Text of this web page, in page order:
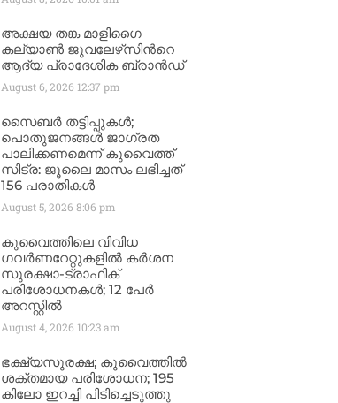
അക്ഷയ തങ്ക മാളിഗൈ
കല്യാണ്‍ ജുവലേഴ്‌സിന്‍റെ
ആദ്യ പ്രാദേശിക ബ്രാന്‍ഡ്
August 6, 2026 12:37 pm
സൈബർ തട്ടിപ്പുകൾ;
പൊതുജനങ്ങൾ ജാഗ്രത
പാലിക്കണമെന്ന് കുവൈത്ത്
സിട്ര: ജൂലൈ മാസം ലഭിച്ചത്
156 പരാതികൾ
August 5, 2026 8:06 pm
കുവൈത്തിലെ വിവിധ
ഗവർണറേറ്റുകളിൽ കർശന
സുരക്ഷാ-ട്രാഫിക്
പരിശോധനകൾ; 12 പേർ
അറസ്റ്റിൽ
August 4, 2026 10:23 am
ഭക്ഷ്യസുരക്ഷ; കുവൈത്തിൽ
ശക്തമായ പരിശോധന; 195
കിലോ ഇറച്ചി പിടിച്ചെടുത്തു